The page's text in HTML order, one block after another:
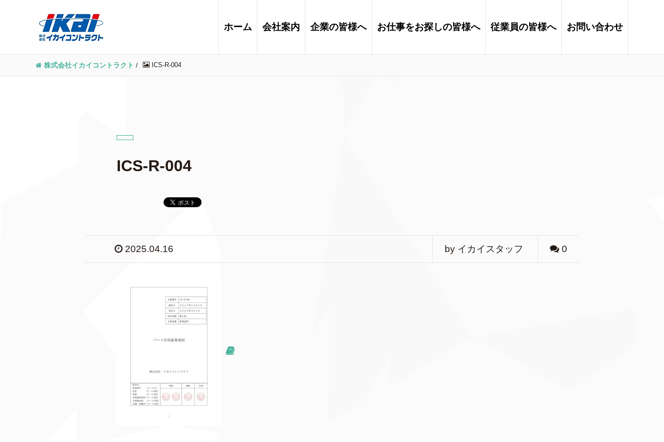
ホーム 会社案内 企業の皆様へ お仕事をお探しの皆様へ 従業員の皆様へ お問い合わせ
株式会社イカイコントラクト / ICS-R-004
ICS-R-004
2025.04.16 by イカイスタッフ 0